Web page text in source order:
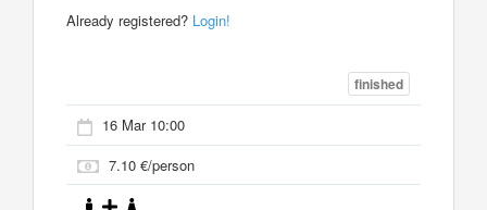
Already registered? Login!
finished
16 Mar 10:00
7.10 €/person